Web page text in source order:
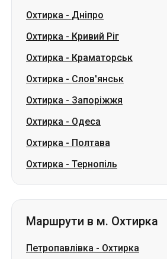
Охтирка - Дніпро
Охтирка - Кривий Ріг
Охтирка - Краматорськ
Охтирка - Слов'янськ
Охтирка - Запоріжжя
Охтирка - Одеса
Охтирка - Полтава
Охтирка - Тернопіль
Маршрути в м. Охтирка
Петропавлівка - Охтирка